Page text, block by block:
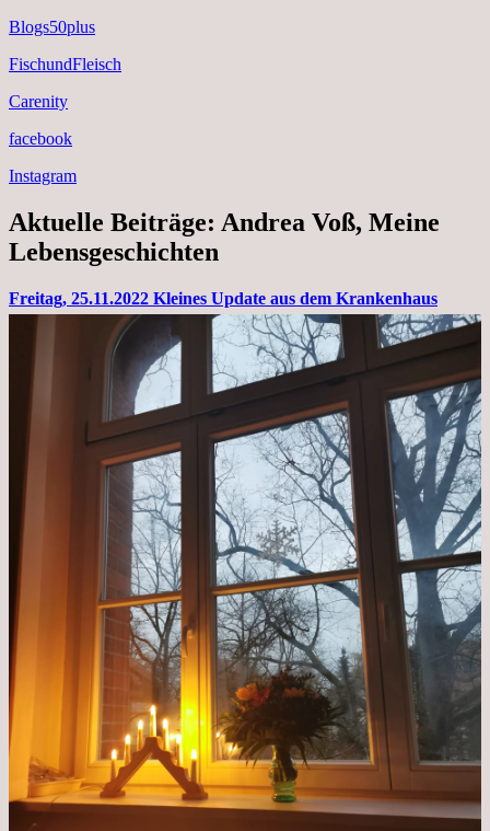
Blogs50plus
FischundFleisch
Carenity
facebook
Instagram
Aktuelle Beiträge: Andrea Voß, Meine
Lebensgeschichten
Freitag, 25.11.2022 Kleines Update aus dem Krankenhaus